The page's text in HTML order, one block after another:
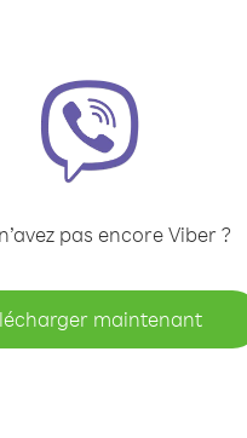
pas encore Viber ?
maintenant